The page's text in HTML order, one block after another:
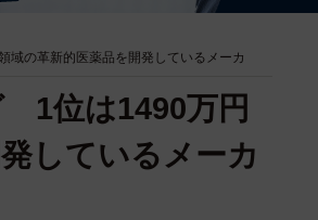
の革新的医薬品を開発しているメーカ
1位は1490万円
しているメーカ